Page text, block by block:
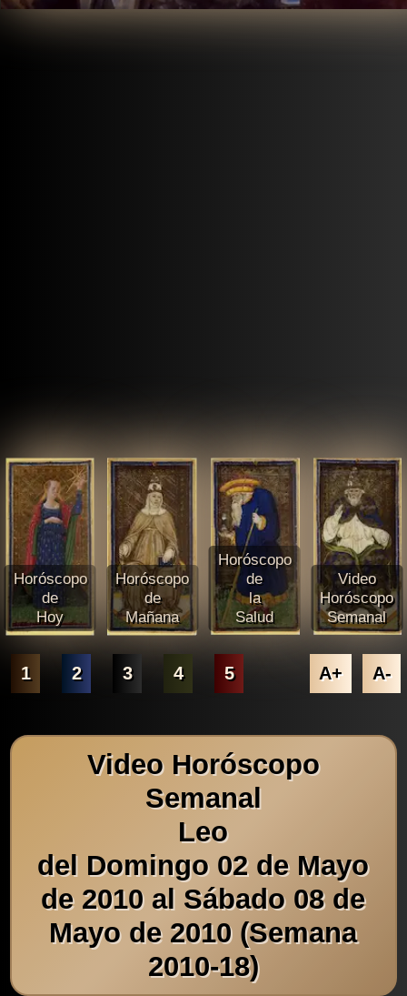
Horóscopo
de
Hoy
Horóscopo
de
Mañana
Horóscopo
de
la
Salud
Video
Horóscopo
Semanal
1 2 3 4 5 A+ A-
Video Horóscopo
Semanal
Leo
del Domingo 02 de Mayo
de 2010 al Sábado 08 de
Mayo de 2010 (Semana
2010-18)